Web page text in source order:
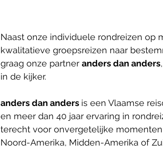
Naast onze individuele rondreizen op
kwalitatieve groepsreizen naar
graag onze partner anders dan anders
in de kijker.
anders dan anders is een Vlaamse
en meer dan 40 jaar ervaring in
terecht voor onvergetelijke
Noord-Amerika, Midden-Amerika of